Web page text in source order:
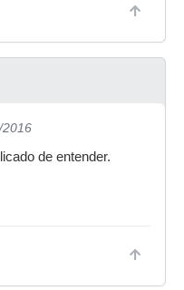
2016
de entender.